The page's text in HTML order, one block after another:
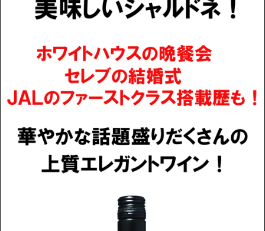
メルマガ登録
ワイン検索
生まれ年のワイン【プラチナワイン】
お電話 （03-5913-8046）